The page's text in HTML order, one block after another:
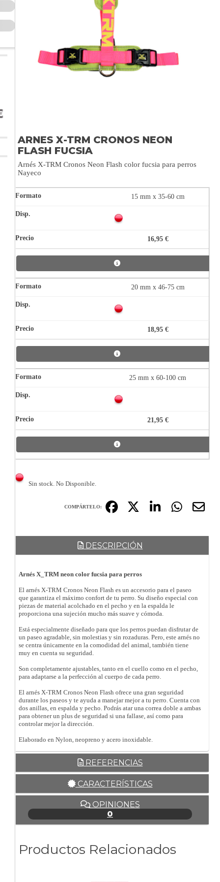
ARNES X-TRM CRONOS NEON
FLASH FUCSIA
Arnés X-TRM Cronos Neon Flash color fucsia para perros
Nayeco
15 mm x 35-60 cm
16,95 €
20 mm x 46-75 cm
18,95 €
25 mm x 60-100 cm
21,95 €
Sin stock. No Disponible.
COMPÁRTELO:
DESCRIPCIÓN
Arnés X_TRM neon color fucsia para perros
El arnés X-TRM Cronos Neon Flash es un accesorio para el paseo
que garantiza el máximo confort de tu perro. Su diseño especial con
piezas de material acolchado en el pecho y en la espalda le
proporciona una sujeción mucho más suave y cómoda.
Está especialmente diseñado para que los perros puedan disfrutar de
un paseo agradable, sin molestias y sin rozaduras. Pero, este arnés no
se centra únicamente en la comodidad del animal, también tiene
muy en cuenta su seguridad.
Son completamente ajustables, tanto en el cuello como en el pecho,
para adaptarse a la perfección al cuerpo de cada perro.
El arnés X-TRM Cronos Neon Flash ofrece una gran seguridad
durante los paseos y te ayuda a manejar mejor a tu perro. Cuenta con
dos anillas, en espalda y pecho. Podrás atar una correa doble a ambas
para obtener un plus de seguridad si una fallase, así como para
controlar mejor la dirección.
Elaborado en Nylon, neopreno y acero inoxidable.
REFERENCIAS
CARACTERÍSTICAS
OPINIONES
0
Productos Relacionados